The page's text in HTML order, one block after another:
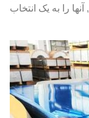
را به یک انتخاب
هوافضا.